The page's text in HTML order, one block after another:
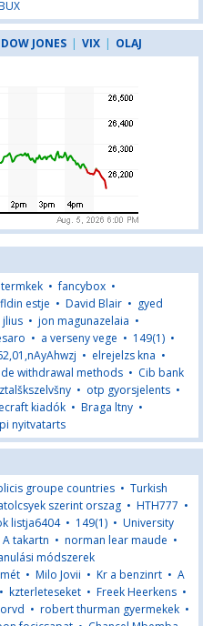
DOW JONES | VIX | OLAJ
•fancybox •
estje • David Blair • gyed
jlius • jon magunazelaia •
• a verseny vege • 149(1) •
• elrejelzs kna •
withdrawal methods • Cib bank
• otp gyorsjelents •
kiadók • Braga ltny •
nyitvatarts
groupe countries • Turkish
szerint orszag • HTH777 •
listja6404• 149(1) • University
A takartn • norman lear maude •
módszerek
• Milo Jovii • Kr a benzinrt • A
• kzterleteseket • Freek Heerkens •
• robert thurman gyermekek •